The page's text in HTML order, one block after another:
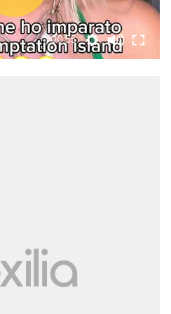
00:55